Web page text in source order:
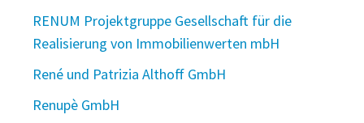
RENUM Projektgruppe Gesellschaft für die
Realisierung von Immobilienwerten mbH
René und Patrizia Althoff GmbH
Renupè GmbH